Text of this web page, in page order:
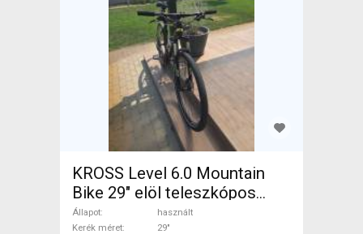
KROSS Level 6.0 Mountain
Bike 29" elöl teleszkópos
használt ELADÓ
Állapot
használt
Kerék méret
29"